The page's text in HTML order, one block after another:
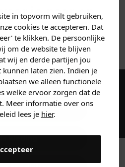
in topvorm wilt gebruiken,
cookies te accepteren. Dat
te klikken. De persoonlijke
om de website te blijven
wij en derde partijen jou
laten zien. Indien je
we alleen functionele
welke ervoor zorgen dat de
Meer informatie over ons
lees je hier.
OOK
aan en ontvang 5%
eerste bestelling!
je naar op
claim direct
.
kleding
kleding
kleding